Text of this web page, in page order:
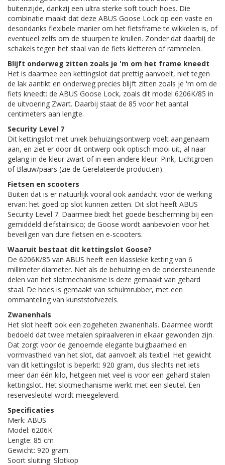
buitenzijde, dankzij een ultra sterke soft touch hoes. Die
combinatie maakt dat deze ABUS Goose Lock op een vaste en
desondanks flexibele manier om het fietsframe te wikkelen is, of
eventueel zelfs om de stuurpen te krullen. Zonder dat daarbij de
schakels tegen het staal van de fiets kletteren of rammelen.
Blijft onderweg zitten zoals je 'm om het frame kneedt
Het is daarmee een kettingslot dat prettig aanvoelt, niet tegen
de lak aantikt en onderweg precies blijft zitten zoals je 'm om de
fiets kneedt: de ABUS Goose Lock, zoals dit model 6206K/85 in
de uitvoering Zwart. Daarbij staat de 85 voor het aantal
centimeters aan lengte.
Security Level 7
Dit kettingslot met uniek behuizingsontwerp voelt aangenaam
aan, en ziet er door dit ontwerp ook optisch mooi uit, al naar
gelang in de kleur zwart of in een andere kleur: Pink, Lichtgroen
of Blauw/paars (zie de Gerelateerde producten).
Fietsen en scooters
Buiten dat is er natuurlijk vooral ook aandacht voor de werking
ervan: het goed op slot kunnen zetten. Dit slot heeft ABUS
Security Level 7. Daarmee biedt het goede bescherming bij een
gemiddeld diefstalrisico; de Goose wordt aanbevolen voor het
beveiligen van dure fietsen en e-scooters.
Waaruit bestaat dit kettingslot Goose?
De 6206K/85 van ABUS heeft een klassieke ketting van 6
millimeter diameter. Net als de behuizing en de ondersteunende
delen van het slotmechanisme is deze gemaakt van gehard
staal. De hoes is gemaakt van schuimrubber, met een
ommanteling van kunststofvezels.
Zwanenhals
Het slot heeft ook een zogeheten zwanenhals. Daarmee wordt
bedoeld dat twee metalen spiraalveren in elkaar gewonden zijn.
Dat zorgt voor de genoemde elegante buigbaarheid en
vormvastheid van het slot, dat aanvoelt als textiel. Het gewicht
van dit kettingslot is beperkt: 920 gram, dus slechts net iets
meer dan één kilo, hetgeen niet veel is voor een gehard stalen
kettingslot. Het slotmechanisme werkt met een sleutel. Een
reservesleutel wordt meegeleverd.
Specificaties
Merk: ABUS
Model: 6206K
Lengte: 85 cm
Gewicht: 920 gram
Soort sluiting: Slotkop